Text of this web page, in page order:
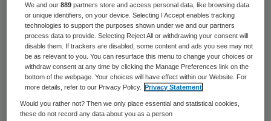
doorlooptijd van beroepszaken af van 279
naar 237 dagen. Dat blijkt uit het
gezamenlijke jaarverslag van de
tuchtcolleges.
In de afgelopen vijf jaar is zowel bij de
regionale tuchtcolleges als bij het centrale
We and our889 partners store and access personal data, like browsing data
or unique identifiers, on your device. Selecting I Accept enables tracking
technologies to support the purposes shown under we and our partners
process data to provide. Selecting Reject All or withdrawing your consent will
disable them. If trackers are disabled, some content and ads you see may not
be as relevant to you. You can resurface this menu to change your choices or
withdraw consent at any time by clicking the Manage Preferences link on the
bottom of the webpage. Your choices will have effect within our Website. For
more details, refer to our Privacy Policy.
Privacy Statement
Would you rather not? Then we only place essential and statistical cookies,
these do not record any data about you as a person